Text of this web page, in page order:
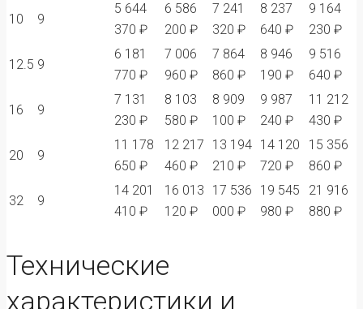
10 9
5 644
370 ₽
6 586
200 ₽
7 241
320 ₽
8 237
640 ₽
9 164
230 ₽
12.5 9
6 181
770 ₽
7 006
960 ₽
7 864
860 ₽
8 946
190 ₽
9 516
640 ₽
16 9
7 131
230 ₽
8 103
580 ₽
8 909
100 ₽
9 987
240 ₽
11 212
430 ₽
20 9
11 178
650 ₽
12 217
460 ₽
13 194
210 ₽
14 120
720 ₽
15 356
860 ₽
32 9
14 201
410 ₽
16 013
120 ₽
17 536
000 ₽
19 545
980 ₽
21 916
880 ₽
Технические
характеристики и